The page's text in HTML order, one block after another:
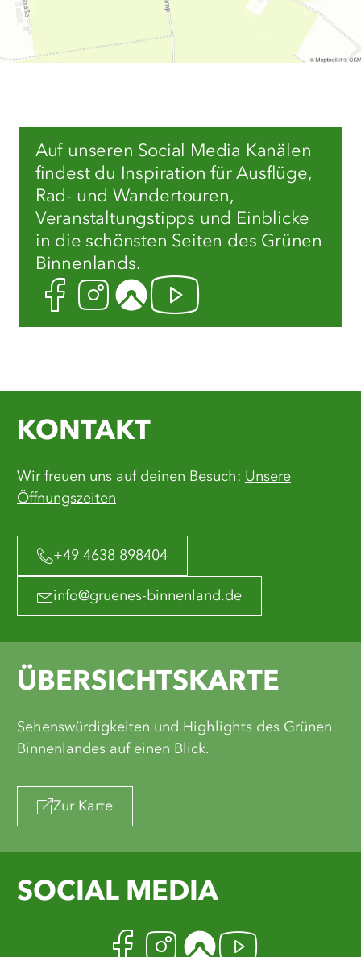
Auf unseren Social Media Kanälen
findest du Inspiration für Ausflüge,
Rad- und Wandertouren,
Veranstaltungstipps und Einblicke
in die schönsten Seiten des Grünen
Binnenlands.
FacebookInstagram
KomootYoutube
KONTAKT
Wir freuen uns auf deinen Besuch: Unsere
Öffnungszeiten
+49 4638 898404
info@gruenes-binnenland.de
ÜBERSICHTSKARTE
Sehenswürdigkeiten und Highlights des Grünen
Binnenlandes auf einen Blick.
Zur Karte
SOCIAL MEDIA
Facebook
Instagram
Komoot